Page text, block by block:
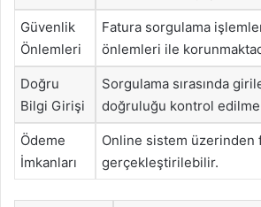
Güvenlik
Önlemleri
Fatura sorgulama
önlemleri ile
Doğru
Bilgi Girişi
Sorgulama sırasında
doğruluğu kontrol
Ödeme
İmkanları
Online sistem üzerinden
gerçekleştirilebilir.